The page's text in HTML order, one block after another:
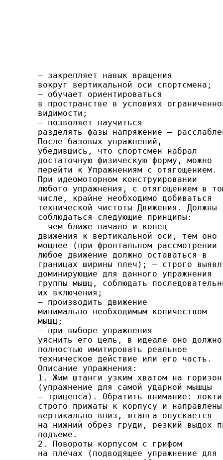
— закрепляет навык вращения
вокруг вертикальной оси спортсмена;
— обучает ориентироваться
в пространстве в условиях
видимости;
— позволяет научиться
разделять фазы напряжение —
После базовых упражнений,
убедившись, что спортсмен набрал
достаточную физическую форму, можно
перейти к Упражнениям с отягощением.
При идеомоторном конст­руировании
любого упражнения, с отягощением в
числе, крайне необходимо добиваться
технической чистоты Движения. Должны
соблюдаться следующие принципы:
— чем ближе начало и конец
движения к вертикальной оси, тем оно
мощнее (при фронтальном рассмотрении
любое движение должно оставаться в
границах ширины плеч); — строго
доминирующие для данного упражне­ния
группы мышц, соблюдать
их вклю­чения;
— производить движение
минимально необходимым ко­личеством
мышц;
— при выборе упражнения
уяснить его цель, в идеале оно должно
полностью имитировать реальное
техническое дей­ствие или его часть.
Описание упражнения:
1. Жим штанги узким хватом на
(упражне­ние для самой ударной мышцы
— трицепса). Обратить вни­мание: локти
строго прижаты к корпусу и направлены
вер­тикально вниз, штанга опускается
на нижний обрез груди, резкий выдох
подъеме.
2. Повороты корпусом с грифом
на плечах (подводящее упражнение для